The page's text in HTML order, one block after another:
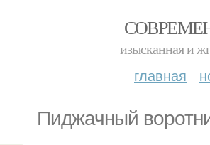
изысканная и
главная
Пиджачный